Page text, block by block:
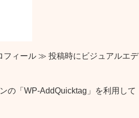
ィール ≫ 投稿時にビジュアルエデ
の「WP-AddQuicktag」を利用して